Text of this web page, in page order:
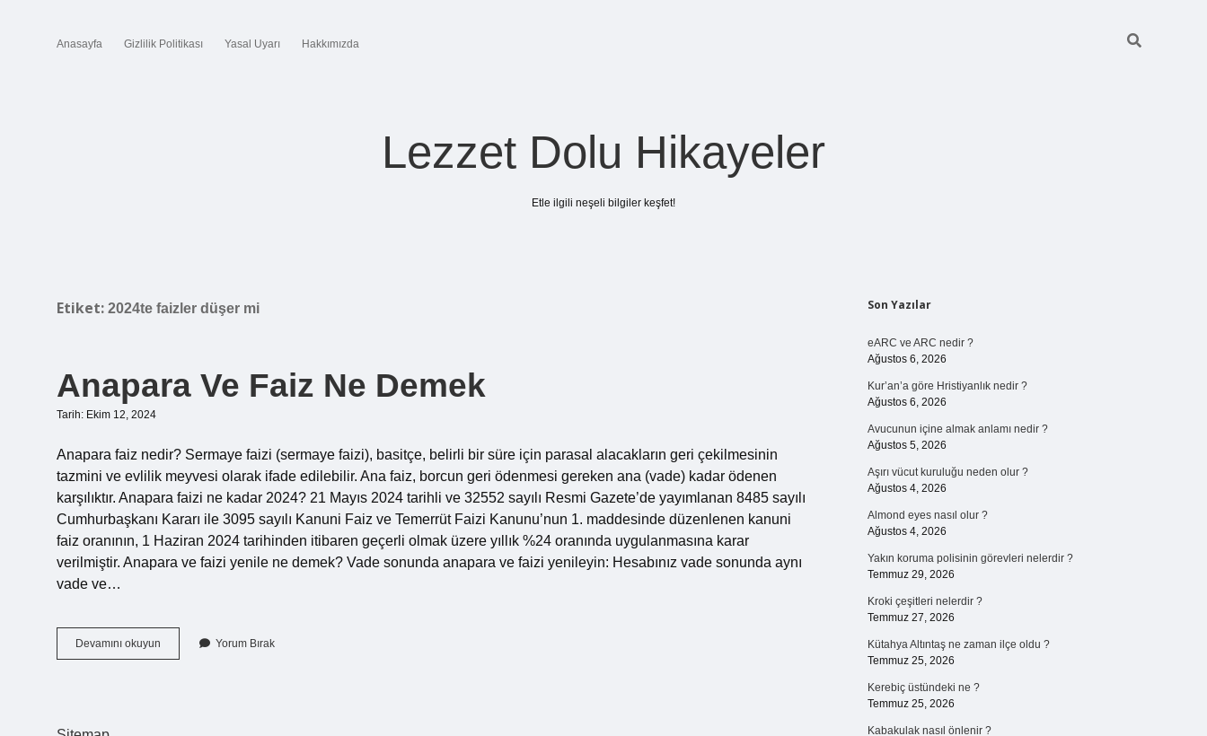
Anasayfa Gizlilik Politikası Yasal Uyarı Hakkımızda
Lezzet Dolu Hikayeler
Etle ilgili neşeli bilgiler keşfet!
Etiket: 2024te faizler düşer mi
Anapara Ve Faiz Ne Demek
Tarih: Ekim 12, 2024
Anapara faiz nedir? Sermaye faizi (sermaye faizi), basitçe, belirli bir süre için parasal alacakların geri çekilmesinin
tazmini ve evlilik meyvesi olarak ifade edilebilir. Ana faiz, borcun geri ödenmesi gereken ana (vade) kadar ödenen
karşılıktır. Anapara faizi ne kadar 2024? 21 Mayıs 2024 tarihli ve 32552 sayılı Resmi Gazete’de yayımlanan 8485 sayılı
Cumhurbaşkanı Kararı ile 3095 sayılı Kanuni Faiz ve Temerrüt Faizi Kanunu’nun 1. maddesinde düzenlenen kanuni
faiz oranının, 1 Haziran 2024 tarihinden itibaren geçerli olmak üzere yıllık %24 oranında uygulanmasına karar
verilmiştir. Anapara ve faizi yenile ne demek? Vade sonunda anapara ve faizi yenileyin: Hesabınız vade sonunda aynı
vade ve…
Devamını okuyun Anapara
Ve
Yorum Bırak
Sidebar
Son Yazılar
eARC ve ARC nedir ?
Ağustos 6, 2026
Kur’an’a göre Hristiyanlık nedir ?
Ağustos 6, 2026
Avucunun içine almak anlamı nedir ?
Ağustos 5, 2026
Aşırı vücut kuruluğu neden olur ?
Ağustos 4, 2026
Almond eyes nasıl olur ?
Ağustos 4, 2026
Yakın koruma polisinin görevleri nelerdir ?
Temmuz 29, 2026
Kroki çeşitleri nelerdir ?
Temmuz 27, 2026
Kütahya Altıntaş ne zaman ilçe oldu ?
Temmuz 25, 2026
Kerebiç üstündeki ne ?
Temmuz 25, 2026
Kabakulak nasıl önlenir ?